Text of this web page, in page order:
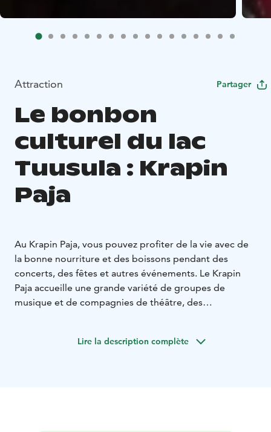
Attraction Partager
Le bonbon
culturel du lac
Tuusula : Krapin
Paja
Au Krapin Paja, vous pouvez profiter de la vie avec de
la bonne nourriture et des boissons pendant des
concerts, des fêtes et autres événements. Le Krapin
Paja accueille une grande variété de groupes de
musique et de compagnies de théâtre, des
opérateurs locaux.Lire la description complète